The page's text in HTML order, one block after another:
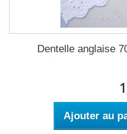
Dentelle anglaise
Ajouter au